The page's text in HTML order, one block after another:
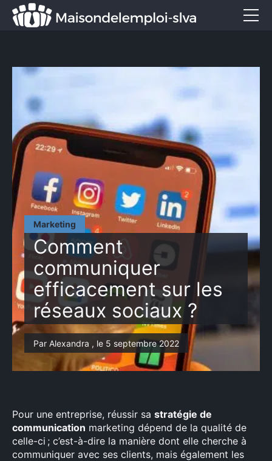
Marketing
Comment
communiquer
efficacement sur les
réseaux sociaux ?
Par Alexandra , le 5 septembre 2022
Pour une entreprise, réussir sa stratégie de
communication marketing dépend de la qualité de
celle-ci ; c’est-à-dire la manière dont elle cherche à
communiquer avec ses clients, mais également les
Formation
Marketing
Entreprise
Services
CONTACT